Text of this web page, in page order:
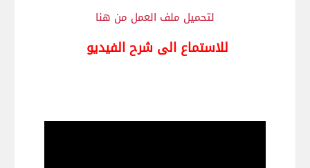
لتحميل ملف العمل من هنا
للاستماع الى شرح الفيديو